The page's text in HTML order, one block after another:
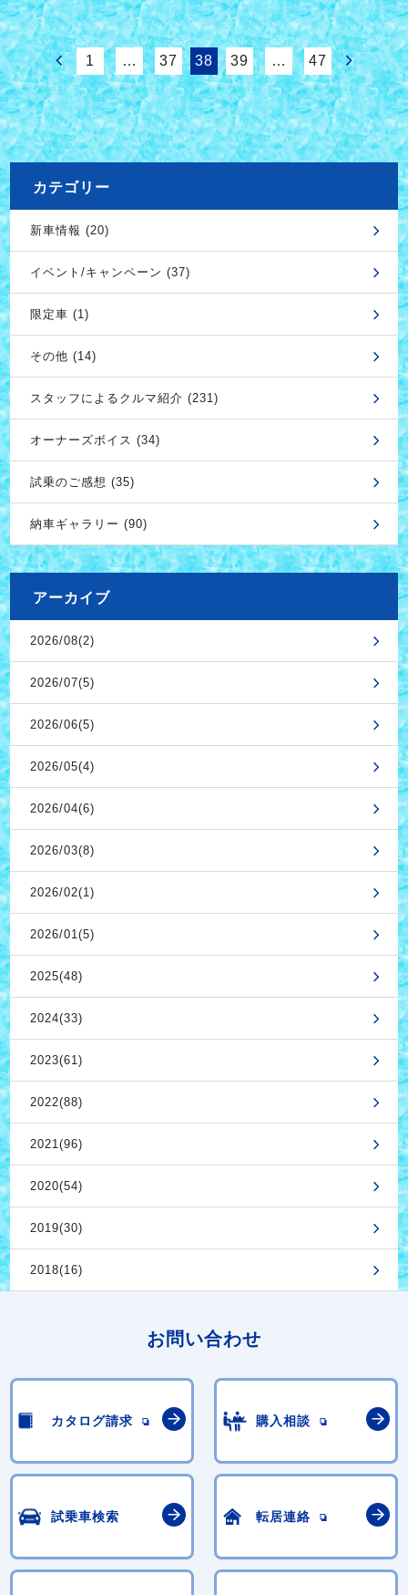
1 … 37 38 39 … 47
カテゴリー
新車情報 (20)
イベント/キャンペーン (37)
限定車 (1)
その他 (14)
スタッフによるクルマ紹介 (231)
オーナーズボイス (34)
試乗のご感想 (35)
納車ギャラリー (90)
アーカイブ
2026/08(2)
2026/07(5)
2026/06(5)
2026/05(4)
2026/04(6)
2026/03(8)
2026/02(1)
2026/01(5)
2025(48)
2024(33)
2023(61)
2022(88)
2021(96)
2020(54)
2019(30)
2018(16)
お問い合わせ
カタログ請求 購入相談
試乗車検索 転居連絡